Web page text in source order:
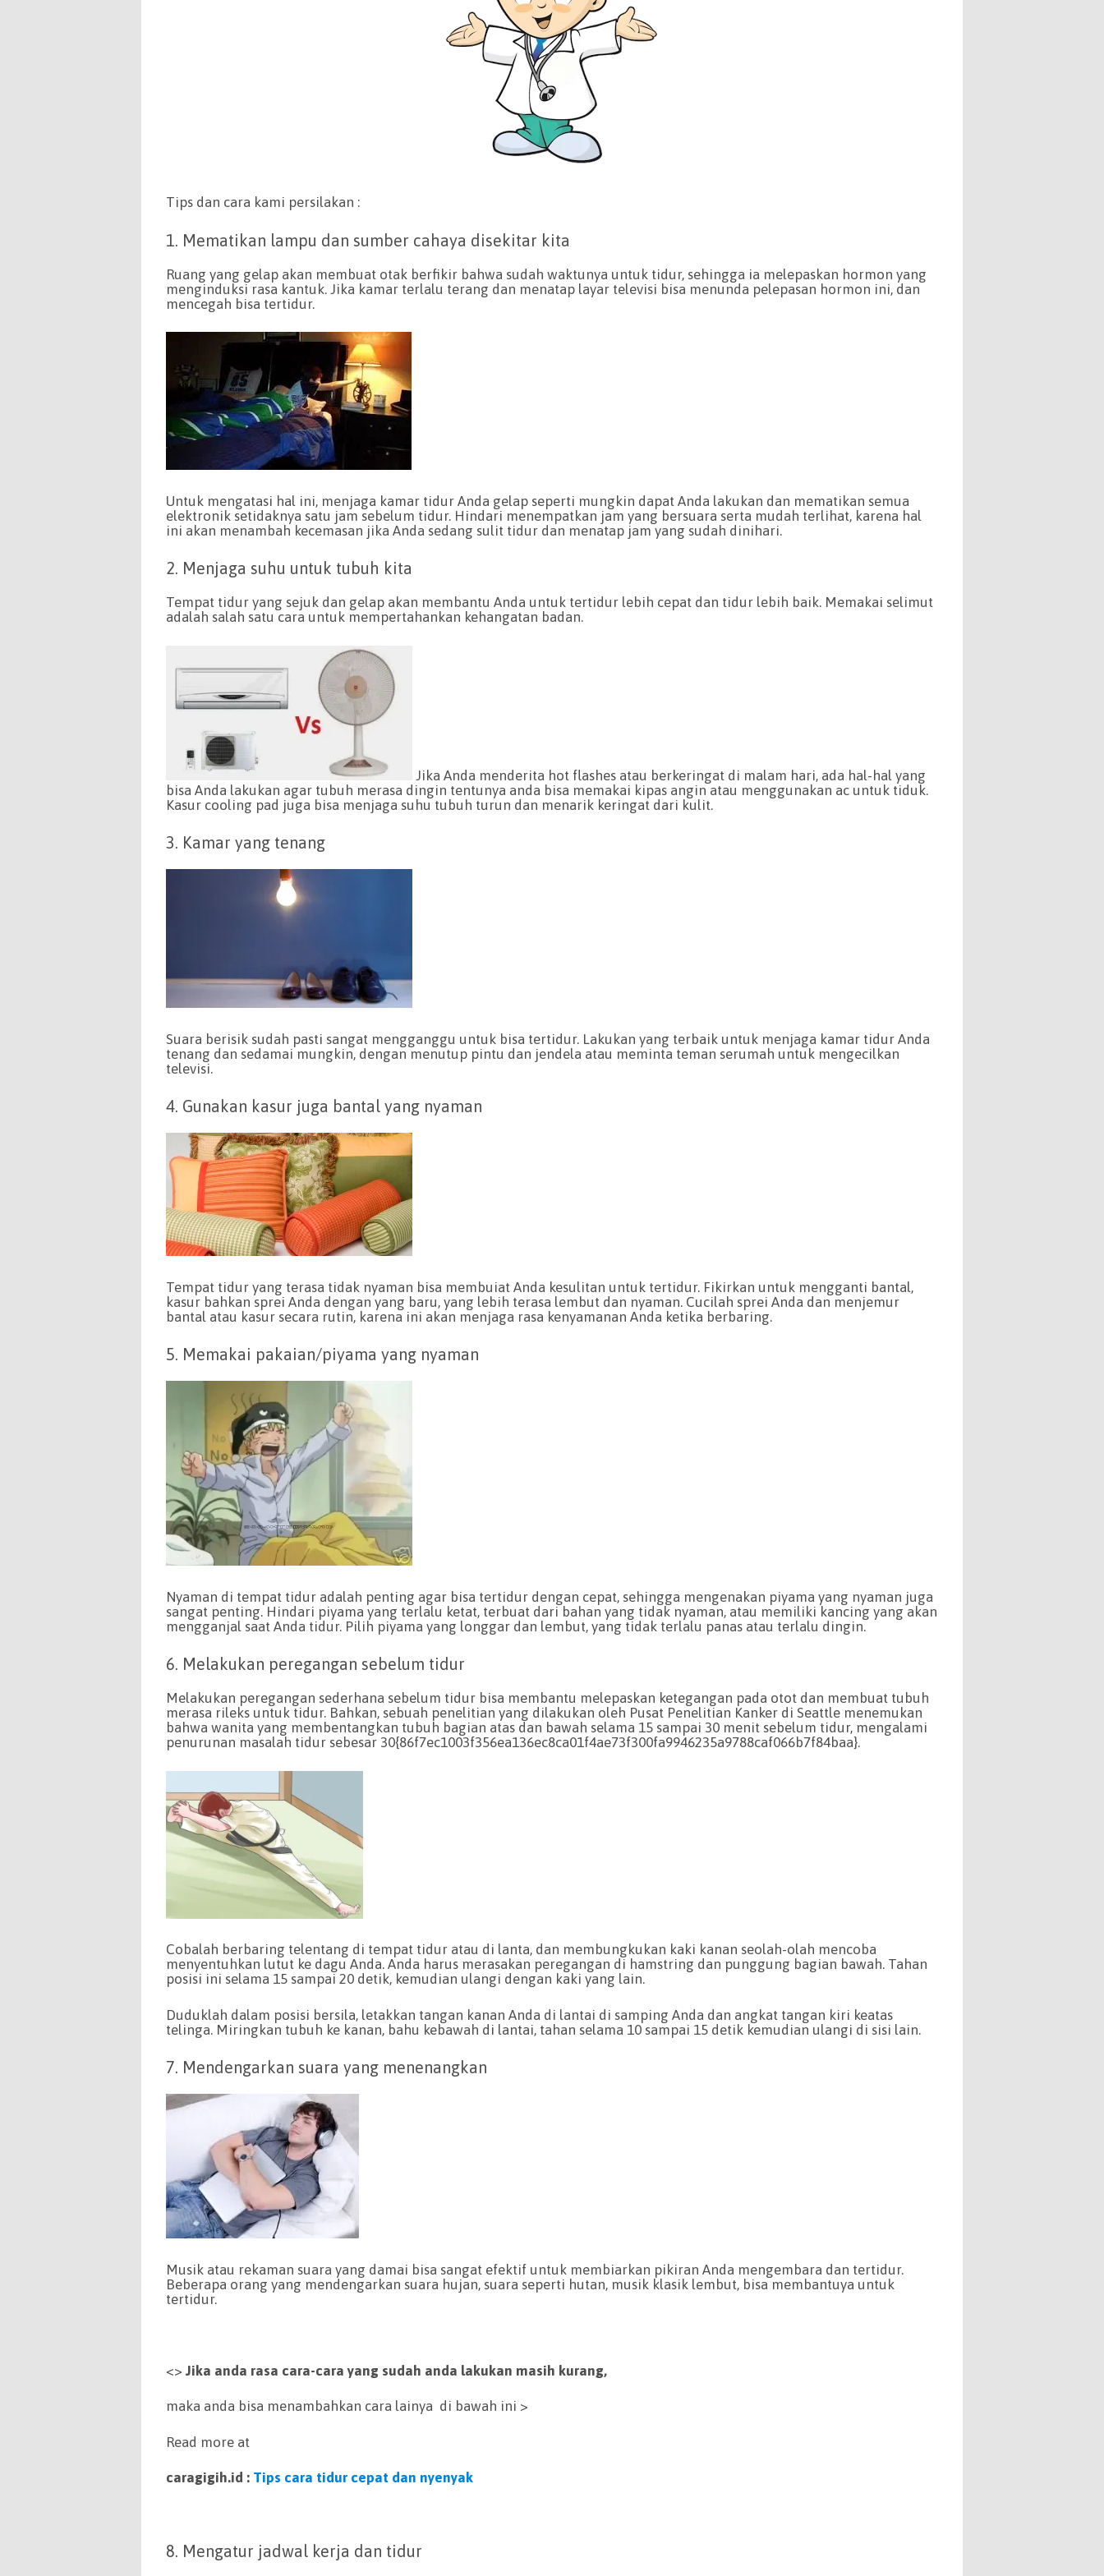
Tips dan cara kami persilakan :
1. Mematikan lampu dan sumber cahaya disekitar kita
Ruang yang gelap akan membuat otak berfikir bahwa sudah waktunya untuk tidur, sehingga ia melepaskan hormon yang
menginduksi rasa kantuk. Jika kamar terlalu terang dan menatap layar televisi bisa menunda pelepasan hormon ini, dan
mencegah bisa tertidur.
Untuk mengatasi hal ini, menjaga kamar tidur Anda gelap seperti mungkin dapat Anda lakukan dan mematikan semua
elektronik setidaknya satu jam sebelum tidur. Hindari menempatkan jam yang bersuara serta mudah terlihat, karena hal
ini akan menambah kecemasan jika Anda sedang sulit tidur dan menatap jam yang sudah dinihari.
2. Menjaga suhu untuk tubuh kita
Tempat tidur yang sejuk dan gelap akan membantu Anda untuk tertidur lebih cepat dan tidur lebih baik. Memakai selimut
adalah salah satu cara untuk mempertahankan kehangatan badan.
Jika Anda menderita hot flashes atau berkeringat di malam hari, ada hal-hal yang
bisa Anda lakukan agar tubuh merasa dingin tentunya anda bisa memakai kipas angin atau menggunakan ac untuk tiduk.
Kasur cooling pad juga bisa menjaga suhu tubuh turun dan menarik keringat dari kulit.
3. Kamar yang tenang
Suara berisik sudah pasti sangat mengganggu untuk bisa tertidur. Lakukan yang terbaik untuk menjaga kamar tidur Anda
tenang dan sedamai mungkin, dengan menutup pintu dan jendela atau meminta teman serumah untuk mengecilkan
televisi.
4. Gunakan kasur juga bantal yang nyaman
Tempat tidur yang terasa tidak nyaman bisa membuiat Anda kesulitan untuk tertidur. Fikirkan untuk mengganti bantal,
kasur bahkan sprei Anda dengan yang baru, yang lebih terasa lembut dan nyaman. Cucilah sprei Anda dan menjemur
bantal atau kasur secara rutin, karena ini akan menjaga rasa kenyamanan Anda ketika berbaring.
5. Memakai pakaian/piyama yang nyaman
Nyaman di tempat tidur adalah penting agar bisa tertidur dengan cepat, sehingga mengenakan piyama yang nyaman juga
sangat penting. Hindari piyama yang terlalu ketat, terbuat dari bahan yang tidak nyaman, atau memiliki kancing yang akan
mengganjal saat Anda tidur. Pilih piyama yang longgar dan lembut, yang tidak terlalu panas atau terlalu dingin.
6. Melakukan peregangan sebelum tidur
Melakukan peregangan sederhana sebelum tidur bisa membantu melepaskan ketegangan pada otot dan membuat tubuh
merasa rileks untuk tidur. Bahkan, sebuah penelitian yang dilakukan oleh Pusat Penelitian Kanker di Seattle menemukan
bahwa wanita yang membentangkan tubuh bagian atas dan bawah selama 15 sampai 30 menit sebelum tidur, mengalami
penurunan masalah tidur sebesar 30{86f7ec1003f356ea136ec8ca01f4ae73f300fa9946235a9788caf066b7f84baa}.
Cobalah berbaring telentang di tempat tidur atau di lanta, dan membungkukan kaki kanan seolah-olah mencoba
menyentuhkan lutut ke dagu Anda. Anda harus merasakan peregangan di hamstring dan punggung bagian bawah. Tahan
posisi ini selama 15 sampai 20 detik, kemudian ulangi dengan kaki yang lain.
Duduklah dalam posisi bersila, letakkan tangan kanan Anda di lantai di samping Anda dan angkat tangan kiri keatas
telinga. Miringkan tubuh ke kanan, bahu kebawah di lantai, tahan selama 10 sampai 15 detik kemudian ulangi di sisi lain.
7. Mendengarkan suara yang menenangkan
Musik atau rekaman suara yang damai bisa sangat efektif untuk membiarkan pikiran Anda mengembara dan tertidur.
Beberapa orang yang mendengarkan suara hujan, suara seperti hutan, musik klasik lembut, bisa membantuya untuk
tertidur.
<> Jika anda rasa cara-cara yang sudah anda lakukan masih kurang,
maka anda bisa menambahkan cara lainya di bawah ini >
Read more at
caragigih.id : Tips cara tidur cepat dan nyenyak
8. Mengatur jadwal kerja dan tidur